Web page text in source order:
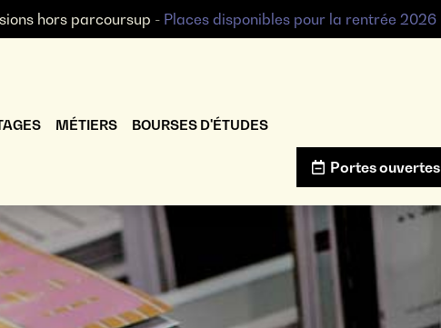
hors parcoursup - Places disponibles pour la rentrée 2026
MÉTIERS BOURSES D'ÉTUDES
Portes ouvertes